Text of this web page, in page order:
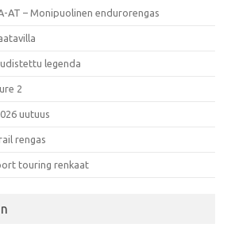
AT – Monipuolinen endurorengas
legenda
2
uutuus
rengas
touring renkaat